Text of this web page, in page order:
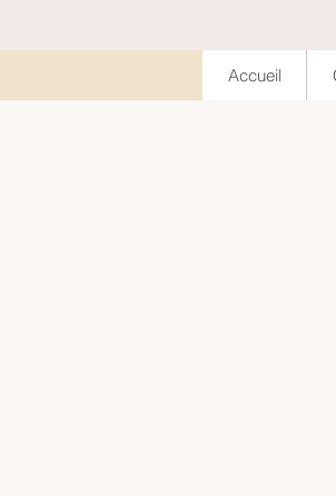
Accueil